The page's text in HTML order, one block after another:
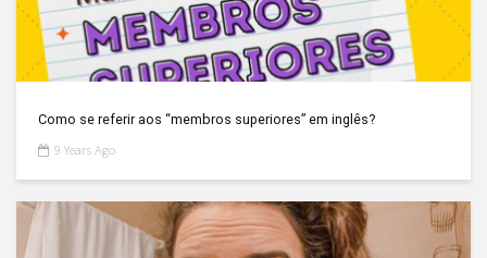
Como se referir aos “membros superiores” em inglês?
9 Years Ago